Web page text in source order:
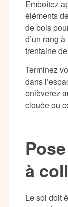
Emboîtez
éléments
de bois
d’un rang
trentaine
Terminez
dans
enlèverez
clouée ou
à
Le sol doit